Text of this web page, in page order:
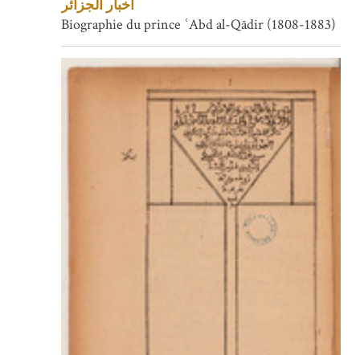
اخبار الجزائر
Biographie du prince ʿAbd al-Qādir (1808-1883)